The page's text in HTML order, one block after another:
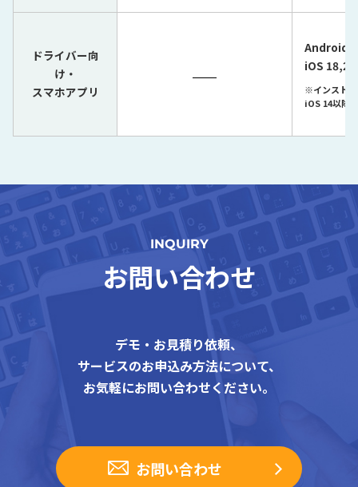
ドライバー向
け・
スマホアプリ
Android
iOS 18,26
※インスト
iOS 14以降
INQUIRY
お問い合わせ
デモ・お見積り依頼、
サービスのお申込み方法について、
お気軽にお問い合わせください。
お問い合わせ